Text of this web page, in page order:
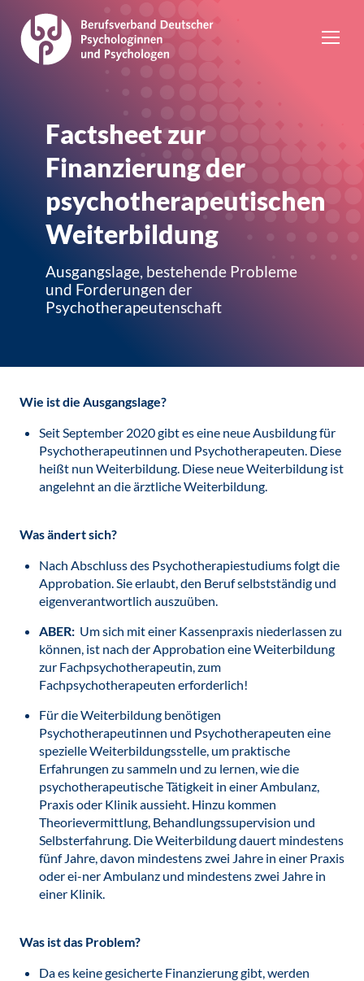
Factsheet zur
Finanzierung der
psychotherapeutischen
Weiterbildung
Ausgangslage, bestehende Probleme
und Forderungen der
Psychotherapeutenschaft
Wie ist die Ausgangslage?
Seit September 2020 gibt es eine neue Ausbildung für
Psychotherapeutinnen und Psychotherapeuten. Diese
heißt nun Weiterbildung. Diese neue Weiterbildung ist
angelehnt an die ärztliche Weiterbildung.
Was ändert sich?
Nach Abschluss des Psychotherapiestudiums folgt die
Approbation. Sie erlaubt, den Beruf selbstständig und
eigenverantwortlich auszuüben.
ABER: Um sich mit einer Kassenpraxis niederlassen zu
können, ist nach der Approbation eine Weiterbildung
zur Fachpsychotherapeutin, zum
Fachpsychotherapeuten erforderlich!
Für die Weiterbildung benötigen
Psychotherapeutinnen und Psychotherapeuten eine
spezielle Weiterbildungsstelle, um praktische
Erfahrungen zu sammeln und zu lernen, wie die
psychotherapeutische Tätigkeit in einer Ambulanz,
Praxis oder Klinik aussieht. Hinzu kommen
Theorievermittlung, Behandlungssupervision und
Selbsterfahrung. Die Weiterbildung dauert mindestens
fünf Jahre, davon mindestens zwei Jahre in einer Praxis
oder ei-ner Ambulanz und mindestens zwei Jahre in
einer Klinik.
Was ist das Problem?
Da es keine gesicherte Finanzierung gibt, werden